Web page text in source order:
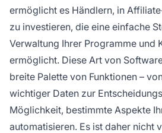
ermöglicht es Händlern, in
zu investieren, die eine einfache
Verwaltung Ihrer Programme und
ermöglicht. Diese Art von
breite Palette von Funktionen –
wichtiger Daten zur
Möglichkeit, bestimmte Aspekte
automatisieren. Es ist daher nicht